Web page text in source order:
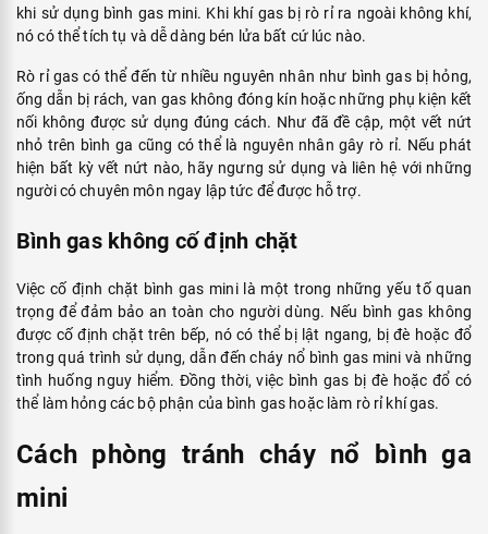
khi sử dụng bình gas mini. Khi khí gas bị rò rỉ ra ngoài không khí,
nó có thể tích tụ và dễ dàng bén lửa bất cứ lúc nào.
Rò rỉ gas có thể đến từ nhiều nguyên nhân như bình gas bị hỏng,
ống dẫn bị rách, van gas không đóng kín hoặc những phụ kiện kết
nối không được sử dụng đúng cách. Như đã đề cập, một vết nứt
nhỏ trên bình ga cũng có thể là nguyên nhân gây rò rỉ. Nếu phát
hiện bất kỳ vết nứt nào, hãy ngưng sử dụng và liên hệ với những
người có chuyên môn ngay lập tức để được hỗ trợ.
Bình gas không cố định chặt
Việc cố định chặt bình gas mini là một trong những yếu tố quan
trọng để đảm bảo an toàn cho người dùng. Nếu bình gas không
được cố định chặt trên bếp, nó có thể bị lật ngang, bị đè hoặc đổ
trong quá trình sử dụng, dẫn đến cháy nổ bình gas mini và những
tình huống nguy hiểm. Đồng thời, việc bình gas bị đè hoặc đổ có
thể làm hỏng các bộ phận của bình gas hoặc làm rò rỉ khí gas.
Cách phòng tránh cháy nổ bình ga
mini